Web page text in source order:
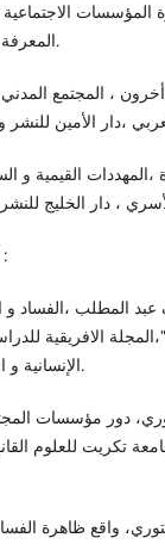
المعرفة الجامعية ،القاهرة ،1999.
ثانيا-
الافريقية
الإنسانية و الاجتماعية ،العدد4، 2022.